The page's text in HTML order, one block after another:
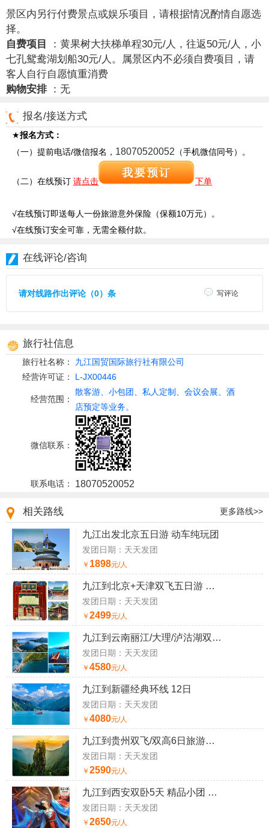
景区内另行付费景点或娱乐项目，请根据情况酌情自愿选
择。
自费项目
： 黄果树大扶梯单程30元/人，往返50元/人，小
七孔鸳鸯湖划船30元/人。属景区内不必须自费项目，请
客人自行自愿慎重消费
购物安排 ： 无
报名/接送方式
★报名方式：
（一）提前电话/微信报名， 18070520052 （手机微信同号）。
（二）在线预订 请点击 下单
√在线预订即送每人一份旅游意外保险（保额10万元）。
√在线预订安全可靠，无需全额付款。
在线评论/咨询
请对线路作出评论（0）条 写评论
旅行社信息
旅行社名称： 九江国贸国际旅行社有限公司
经营许可证： L-JX00446
经营范围：
散客游、小包团、私人定制、会议会展、酒
店预定等业务。
微信联系：
联系电话： 18070520052
相关路线 更多路线>>
九江出发北京五日游 动车纯玩团
发团日期：天天发团
￥ 1898元/人
九江到北京+天津双飞五日游 九江出发
发团日期：天天发团
￥ 2499元/人
九江到云南丽江/大理/泸沽湖双飞6日旅游团【纯玩小包团】
发团日期：天天发团
￥ 4580元/人
九江到新疆经典环线 12日
发团日期：天天发团
￥ 4080元/人
九江到贵州双飞/双高6日旅游团 荔波小七孔/苗寨/黄果树【纯玩团】
发团日期：天天发团
￥ 2590元/人
九江到西安双卧5天 精品小团 兵马俑/西安千古情/大唐不夜城
发团日期：天天发团
￥ 2650元/人